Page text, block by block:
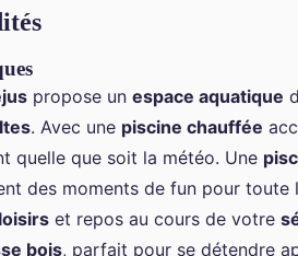
propose un espace aquatique
. Avec une piscine chauffée
quelle que soit la météo. Une
des moments de fun pour toute
loisirs et repos au cours de votre
bois, parfait pour se détendre